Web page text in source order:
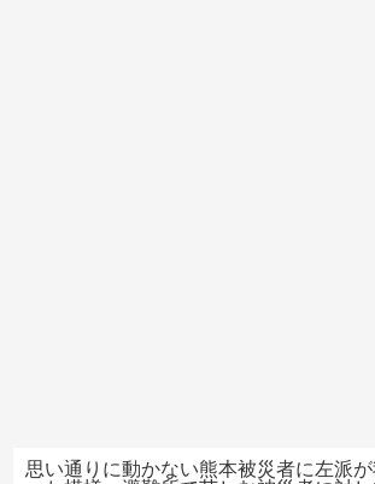
思い通りに動かない熊本被災者に左派